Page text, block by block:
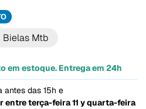
Bielas Mtb
em estoque. Entrega em 24h
antes das 15h e
entreterça-feira 11 y quarta-feira